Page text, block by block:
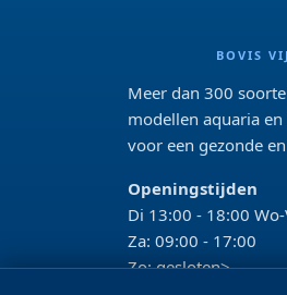
BOVIS
Meer dan 300
modellen aquaria
voor een gezonde
Openingstijden
Di 13:00 - 18:00
Za: 09:00 - 17:00
Zo: gesloten>